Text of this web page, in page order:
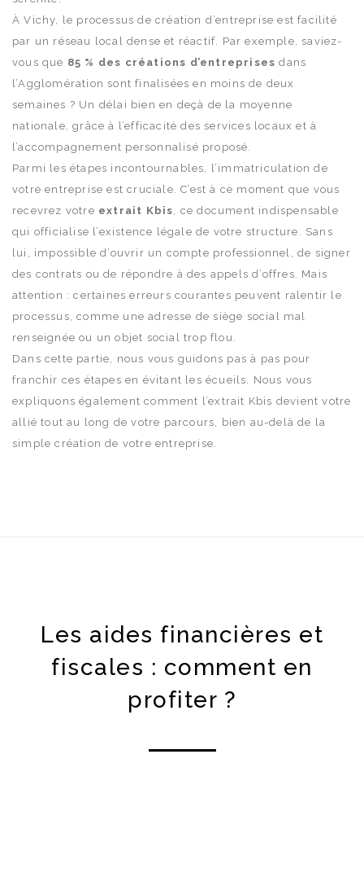
À Vichy, le processus de création d’entreprise est facilité
par un réseau local dense et réactif. Par exemple, saviez-
vous que 85 % des créations d’entreprises dans
l’Agglomération sont finalisées en moins de deux
semaines ? Un délai bien en deçà de la moyenne
nationale, grâce à l’efficacité des services locaux et à
l’accompagnement personnalisé proposé.
Parmi les étapes incontournables, l’immatriculation de
votre entreprise est cruciale. C’est à ce moment que vous
recevrez votre extrait Kbis, ce document indispensable
qui officialise l’existence légale de votre structure. Sans
lui, impossible d’ouvrir un compte professionnel, de signer
des contrats ou de répondre à des appels d’offres. Mais
attention : certaines erreurs courantes peuvent ralentir le
processus, comme une adresse de siège social mal
renseignée ou un objet social trop flou.
Dans cette partie, nous vous guidons pas à pas pour
franchir ces étapes en évitant les écueils. Nous vous
expliquons également comment l’extrait Kbis devient votre
allié tout au long de votre parcours, bien au-delà de la
simple création de votre entreprise.
Les aides financières et
fiscales : comment en
profiter ?